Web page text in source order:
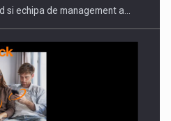
si echipa de management a…